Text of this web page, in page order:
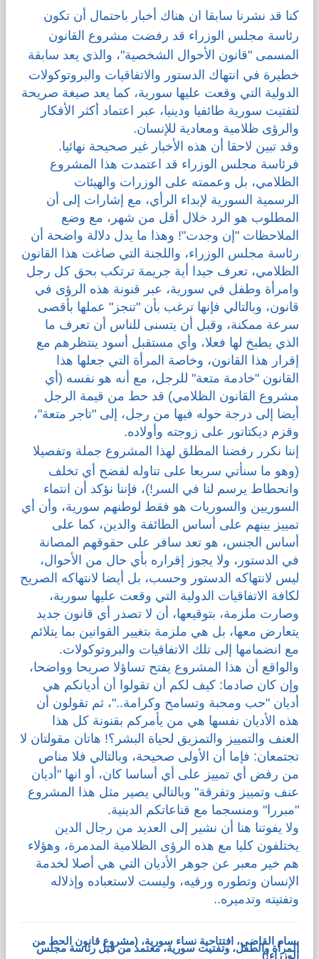
قضايا المعوقين
قضايا الأسرة
مرصد العنف والإعلام
كنا قد نشرنا سابقا ان هناك أخبار باحتمال أن تكون
رئاسة مجلس الوزراء قد رفضت مشروع القانون
المسمى "قانون الأحوال الشخصية"، والذي يعد سابقة
خطيرة في انتهاك الدستور والاتفاقيات والبروتوكولات
الدولية التي وقعت عليها سورية، كما يعد صيغة صريحة
لتفتيت سورية طائفيا ودينيا، عبر اعتماد أكثر الأفكار
والرؤى ظلامية ومعادية للإنسان.
وقد تبين لاحقا أن هذه الأخبار غير صحيحة نهائيا.
فرئاسة مجلس الوزراء قد اعتمدت هذا المشروع
الظلامي، بل وعممته على الوزرات والهيئات
الرسمية السورية لإبداء الرأي، مع إشارات إلى أن
المطلوب هو الرد خلال أقل من شهر، مع وضع
الملاحظات "إن وجدت"! وهذا ما يدل دلالة واضحة أن
رئاسة مجلس الوزراء، واللجنة التي صاغت هذا القانون
الظلامي، تعرف جيدا أية جريمة ترتكب بحق كل رجل
وامرأة وطفل في سورية، عبر قنونة هذه الرؤى في
قانون، وبالتالي فإنها ترغب بأن "تنجز" عملها بأقصى
سرعة ممكنة، وقبل أن يتسنى للناس أن تعرف ما
الذي يطبخ لها فعلا، وأي مستقبل أسود ينتظرهم مع
إقرار هذا القانون، وخاصة المرأة التي جعلها هذا
القانون "خادمة متعة" للرجل، مع أنه هو نفسه (أي
مشروع القانون الظلامي) قد حط من قيمة الرجل
أيضا إلى درجة حوله فيها من رجل، إلى "تاجر متعة"،
وقزم ديكتاتور على زوجته وأولاده.
إننا نكرر رفضنا المطلق لهذا المشروع جملة وتفصيلا
(وهو ما سنأتي سريعا على تناوله لفضح أي تخلف
وانحطاط يرسم لنا في السر!)، فإننا نؤكد أن انتماء
السوريين والسوريات هو فقط لوطنهم سورية، وأن أي
تمييز بينهم على أساس الطائفة والدين، كما على
أساس الجنس، هو تعد سافر على حقوقهم المصانة
في الدستور، ولا يجوز إقراره بأي حال من الأحوال،
ليس لانتهاكه الدستور وحسب، بل أيضا لانتهاكه الصريح
لكافة الاتفاقيات الدولية التي وقعت عليها سورية،
وصارت ملزمة، بتوقيعها، أن لا تصدر أي قانون جديد
يتعارض معها، بل هي ملزمة بتغيير القوانين بما يتلائم
مع انضمامها إلى تلك الاتفاقيات والبروتوكولات.
والواقع أن هذا المشروع يفتح تساؤلا صريحا وواضحا،
وإن كان صادما: كيف لكم أن تقولوا أن أديانكم هي
أديان "حب ومحبة وتسامح وكرامة.."، ثم تقولون أن
هذه الأديان نفسها هي من يأمركم بقنونة كل هذا
العنف والتمييز والتمزيق لحياة البشر؟! هاتان مقولتان لا
تجتمعان: فإما أن الأولى صحيحة، وبالتالي فلا مناص
من رفض أي تمييز على أي أساسا كان، أو انها "أديان
عنف وتمييز وتفرقة" وبالتالي يصير مثل هذا المشروع
"مبررا" ومنسجما مع قناعاتكم الدينية.
ولا يفوتنا هنا أن نشير إلى العديد من رجال الدين
يختلفون كليا مع هذه الرؤى الظلامية المدمرة، وهؤلاء
هم خير معبر عن جوهر الأديان التي هي أصلا لخدمة
الإنسان وتطوره ورقيه، وليست لاستعباده وإذلاله
وتفتيته وتدميره..
بسام القاضي، افتتاحية نساء سورية، (مشروع قانون الحط من
المرأة والطفل، وتفتيت سورية، معتمد من قبل رئاسة مجلس
الوزراء!)